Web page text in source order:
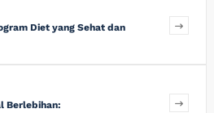
Diet yang Sehat dan
Berlebihan: